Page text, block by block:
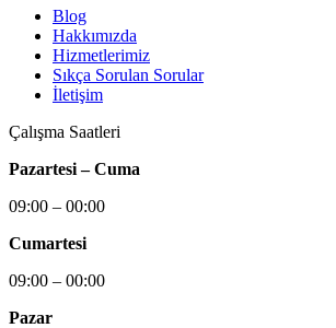
Blog
Hakkımızda
Hizmetlerimiz
Sıkça Sorulan Sorular
İletişim
Çalışma Saatleri
Pazartesi – Cuma
09:00 – 00:00
Cumartesi
09:00 – 00:00
Pazar